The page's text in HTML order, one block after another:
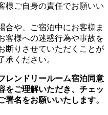
様ご自身の責任でお願いい
合や、ご宿泊中にお客様ま
客様への迷惑行為や事故を
断りさせていただくことが
承ください。
レンドリールーム宿泊同意
をご理解いただき、チェッ
名をお願いいたします。